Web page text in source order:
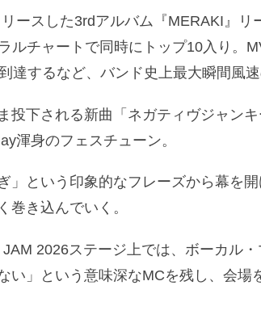
ースした3rdアルバム『MERAKI』リ
ルチャートで同時にトップ10入り。
達するなど、バンド史上最大瞬間風速
投下される新曲「ネガティヴジャン
渾身のフェスチューン。
」という印象的なフレーズから幕を
巻き込んでいく。
2026ステージ上では、ボーカル
い」という意味深なMCを残し、会場